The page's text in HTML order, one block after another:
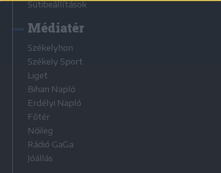
Sütibeállítások
Médiatér
Székelyhon
Székely Sport
Liget
Bihari Napló
Erdélyi Napló
Főtér
Nőileg
Rádió GaGa
Jóállás